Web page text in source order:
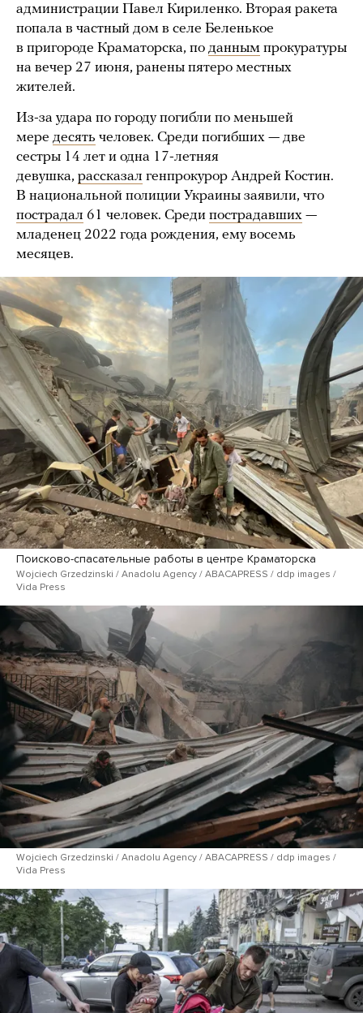
администрации Павел Кириленко. Вторая ракета
попала в частный дом в селе Беленькое
в пригороде Краматорска, по данным прокуратуры
на вечер 27 июня, ранены пятеро местных
жителей.
Из-за удара по городу погибли по меньшей
мере десять человек. Среди погибших — две
сестры 14 лет и одна 17-летняя
девушка, рассказал генпрокурор Андрей Костин.
В национальной полиции Украины заявили, что
пострадал 61 человек. Среди пострадавших —
младенец 2022 года рождения, ему восемь
месяцев.
Поисково-спасательные работы в центре Краматорска
Wojciech Grzedzinski / Anadolu Agency / ABACAPRESS / ddp images /
Vida Press
Wojciech Grzedzinski / Anadolu Agency / ABACAPRESS / ddp images /
Vida Press